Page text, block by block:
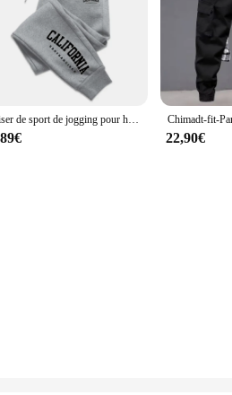
Viser de sport de jogging pour hommes, pantalons de survêtement décontractés, vêtements polyvalents, nouvelle mode, les quatre saisons, offres spéciales, 03, 2024
22,90€